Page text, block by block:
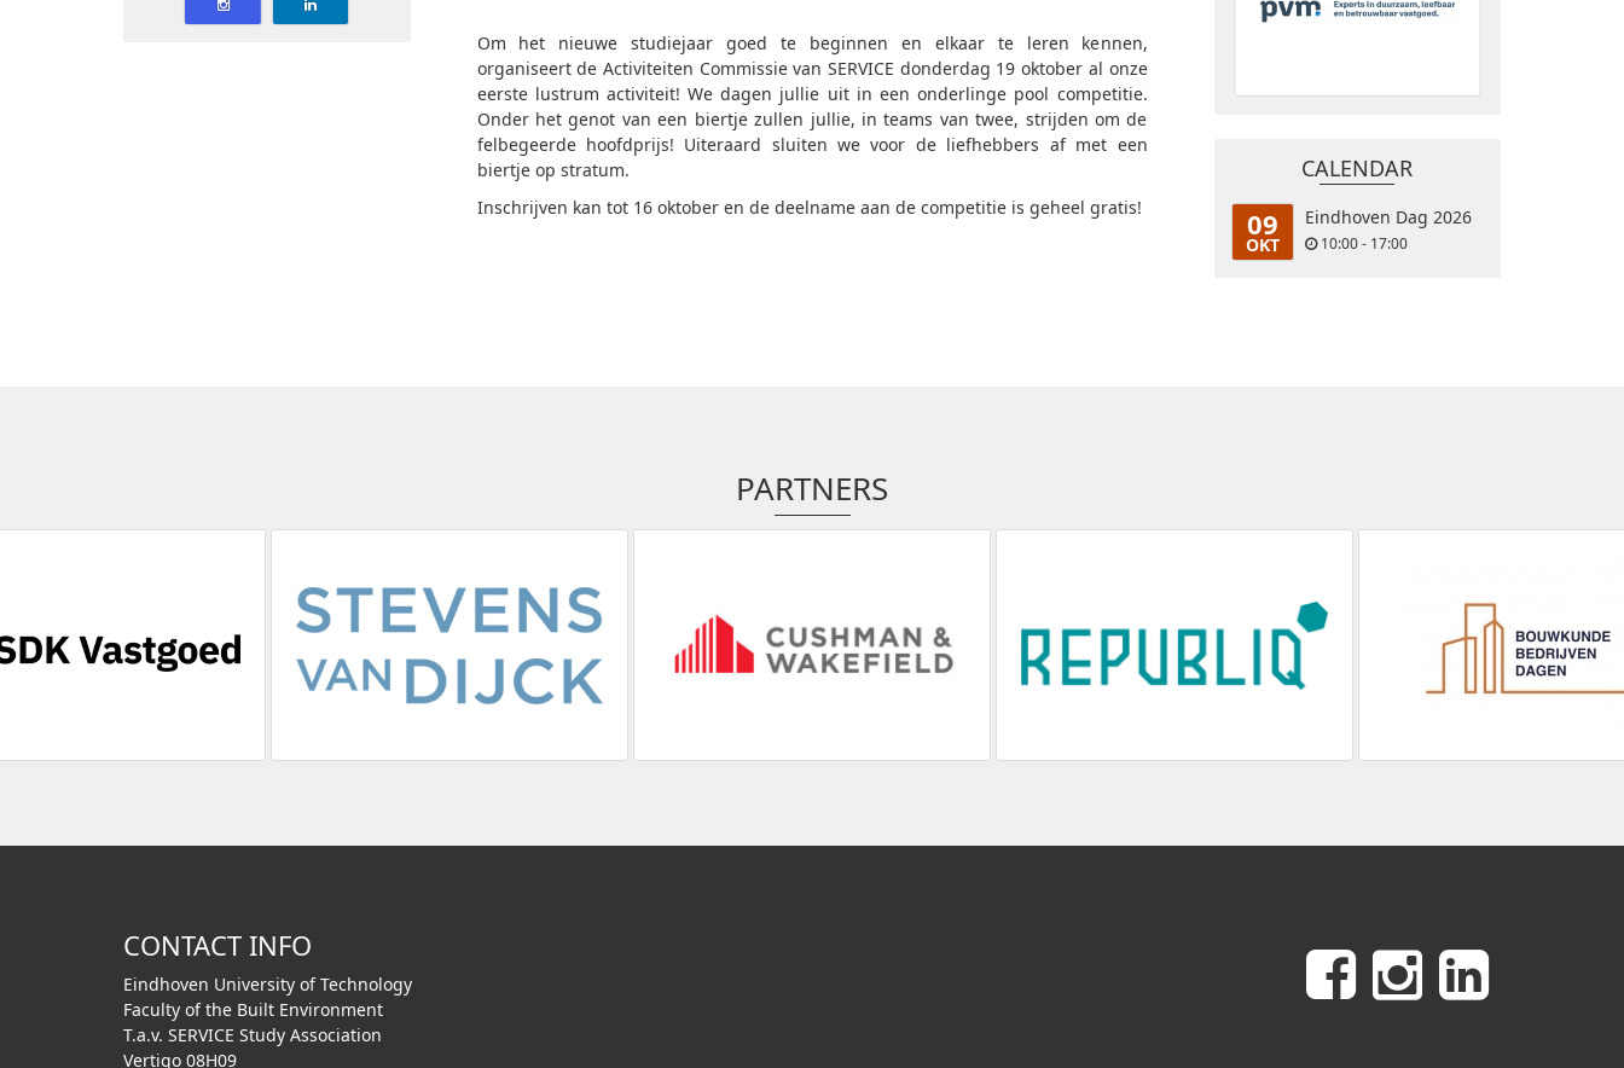
Om het nieuwe studiejaar goed te beginnen en elkaar te leren kennen,
organiseert de Activiteiten Commissie van SERVICE donderdag 19 oktober al onze
eerste lustrum activiteit! We dagen jullie uit in een onderlinge pool competitie.
Onder het genot van een biertje zullen jullie, in teams van twee, strijden om de
felbegeerde hoofdprijs! Uiteraard sluiten we voor de liefhebbers af met een
biertje op stratum.
Inschrijven kan tot 16 oktober en de deelname aan de competitie is geheel gratis!
CALENDAR
09
OKT
Eindhoven Dag 2026
10:00 - 17:00
PARTNERS
CONTACT INFO
Eindhoven University of Technology
Faculty of the Built Environment
T.a.v. SERVICE Study Association
Vertigo 08H09